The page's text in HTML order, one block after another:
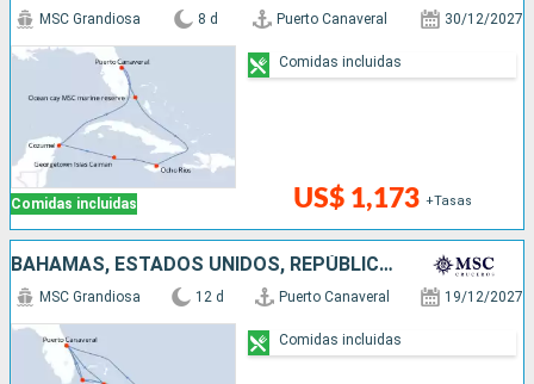
Comidas incluidas
MSC Grandiosa 8 d Puerto Canaveral 30/12/2027
US$ 1,173 +Tasas
Comidas incluidas
BAHAMAS, ESTADOS UNIDOS, REPÚBLICA DOMINICANA
MSC Grandiosa 12 d Puerto Canaveral 19/12/2027
Comidas incluidas